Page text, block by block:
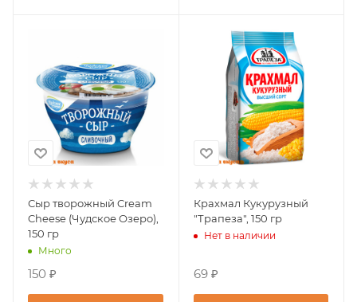
Сыр творожный Cream
Cheese (Чудское Озеро),
150 гр
Много
150 ₽
Крахмал Кукурузный
"Трапеза", 150 гр
Нет в наличии
69 ₽